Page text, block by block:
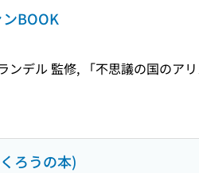
BOOK
ンデル 監修, 「不思議の国のア
ろうの本)